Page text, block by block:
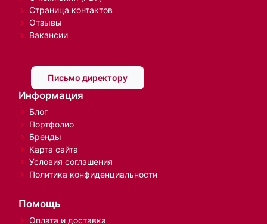
Страница контактов
Отзывы
Вакансии
Письмо директору
Информация
Блог
Портфолио
Бренды
Карта сайта
Условия соглашения
Политика конфиденциальности
Помощь
Оплата и доставка